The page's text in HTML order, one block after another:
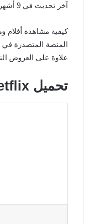
آخر تحديث في 9 أشهر ago بواسطة
المنصة المتصدرة في
علاوة على العروض
تحميل Netflix مهكر للاندرويد 2023